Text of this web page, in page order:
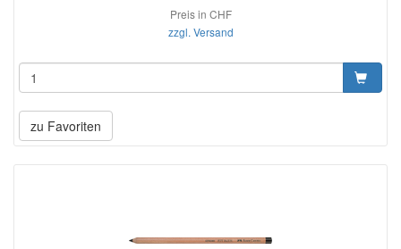
Preis in CHF
zzgl. Versand
zu Favoriten